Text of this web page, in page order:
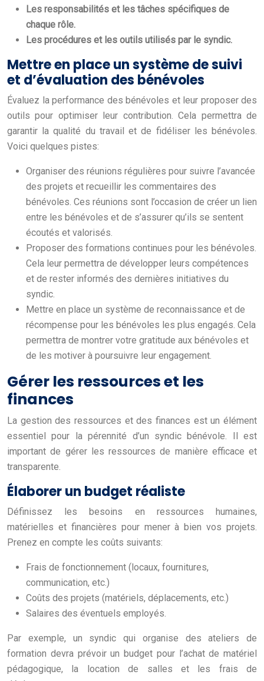
Les responsabilités et les tâches spécifiques de
chaque rôle.
Les procédures et les outils utilisés par le syndic.
Mettre en place un système de suivi
et d’évaluation des bénévoles
Évaluez la performance des bénévoles et leur proposer des
outils pour optimiser leur contribution. Cela permettra de
garantir la qualité du travail et de fidéliser les bénévoles.
Voici quelques pistes:
Organiser des réunions régulières pour suivre l’avancée
des projets et recueillir les commentaires des
bénévoles. Ces réunions sont l’occasion de créer un lien
entre les bénévoles et de s’assurer qu’ils se sentent
écoutés et valorisés.
Proposer des formations continues pour les bénévoles.
Cela leur permettra de développer leurs compétences
et de rester informés des dernières initiatives du
syndic.
Mettre en place un système de reconnaissance et de
récompense pour les bénévoles les plus engagés. Cela
permettra de montrer votre gratitude aux bénévoles et
de les motiver à poursuivre leur engagement.
Gérer les ressources et les
finances
La gestion des ressources et des finances est un élément
essentiel pour la pérennité d’un syndic bénévole. Il est
important de gérer les ressources de manière efficace et
transparente.
Élaborer un budget réaliste
Définissez les besoins en ressources humaines,
matérielles et financières pour mener à bien vos projets.
Prenez en compte les coûts suivants:
Frais de fonctionnement (locaux, fournitures,
communication, etc.)
Coûts des projets (matériels, déplacements, etc.)
Salaires des éventuels employés.
Par exemple, un syndic qui organise des ateliers de
formation devra prévoir un budget pour l’achat de matériel
pédagogique, la location de salles et les frais de